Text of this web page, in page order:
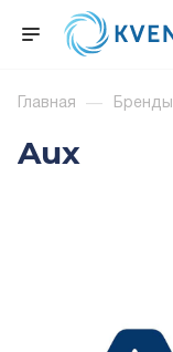
Главная — Бренды
Aux